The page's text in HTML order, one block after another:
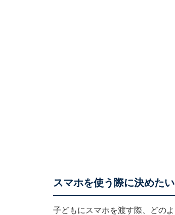
スマホを使う際に決めた
子どもにスマホを渡す際、どの